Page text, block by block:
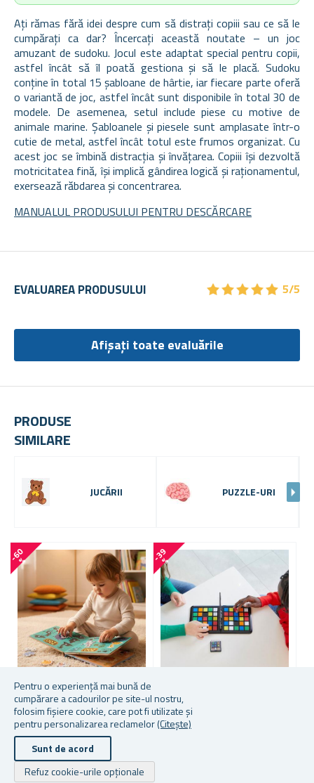
Pentru o experiență mai bună de
cumpărare a cadourilor pe site-ul nostru,
folosim fișiere cookie, care pot fi utilizate și
pentru personalizarea reclamelor(Citește)
Sunt de acord
Refuz cookie-urile opționale
Ați rămas fără idei despre cum să distrați copiii sau ce să le
cumpărați ca dar? Încercați această noutate – un joc
amuzant de sudoku. Jocul este adaptat special pentru copii,
astfel încât să îl poată gestiona și să le placă. Sudoku
conține în total 15 șabloane de hârtie, iar fiecare parte oferă
o variantă de joc, astfel încât sunt disponibile în total 30 de
modele. De asemenea, setul include piese cu motive de
animale marine. Șabloanele și piesele sunt amplasate într-o
cutie de metal, astfel încât totul este frumos organizat. Cu
acest joc se îmbină distracția și învățarea. Copiii își dezvoltă
motricitatea fină, își implică gândirea logică și raționamentul,
exersează răbdarea și concentrarea.
MANUALUL PRODUSULUI PENTRU DESCĂRCARE
PRODUSE
SIMILARE
JUCĂRII PUZZLE-URI
-
6
0
%
CARTE EDUCAȚIONALĂ
SILENȚIOASĂ CU
ANIMĂLUȚE ȘI PRINDERI CU
ARICI PENTRU
DEZVOLTAREA
MOTRICITĂȚII
-
3
9
%
JOC SOCIAL PENTRU 2 -
CUBUL RUBIK
EVALUAREA PRODUSULUI ★★★★★
★★★★★ 5/5
Afișați toate evaluările